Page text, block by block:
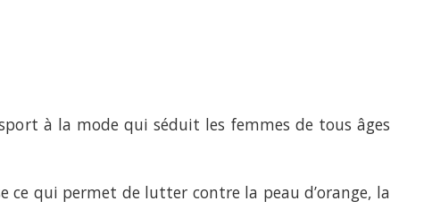
à la mode qui séduit les femmes de tous âges
ce qui permet de lutter contre la peau d’orange, la